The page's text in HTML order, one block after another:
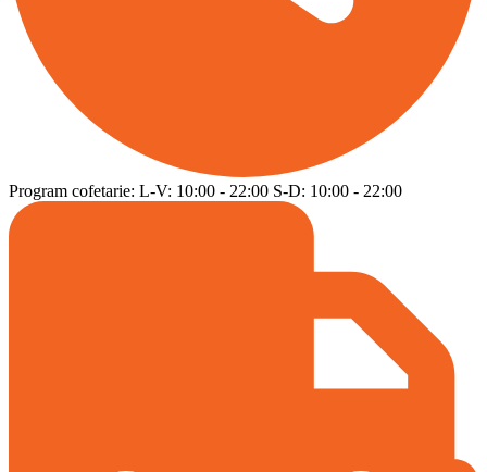
Program cofetarie: L-V: 10:00 - 22:00 S-D: 10:00 - 22:00